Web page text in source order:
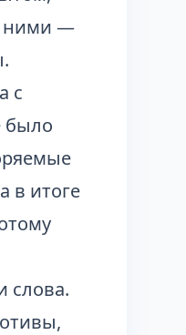
ними —
с
было
в итоге
слова.